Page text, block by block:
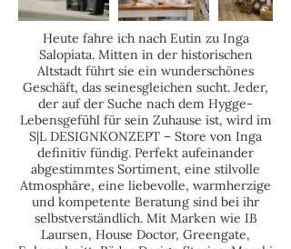
Heute fahre ich nach Eutin zu Inga
Salopiata. Mitten in der historischen
Altstadt führt sie ein wunderschönes
Geschäft, das seinesgleichen sucht. Jeder,
der auf der Suche nach dem Hygge-
Lebensgefühl für sein Zuhause ist, wird im
S|L DESIGNKONZEPT – Store von Inga
definitiv fündig. Perfekt aufeinander
abgestimmtes Sortiment, eine stilvolle
Atmosphäre, eine liebevolle, warmherzige
und kompetente Beratung sind bei ihr
selbstverständlich. Mit Marken wie IB
Laursen, House Doctor, Greengate,